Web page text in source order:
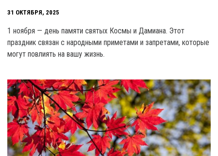
31 ОКТЯБРЯ, 2025
1 ноября — день памяти святых Космы и Дамиана. Этот
праздник связан с народными приметами и запретами, которые
могут повлиять на вашу жизнь.